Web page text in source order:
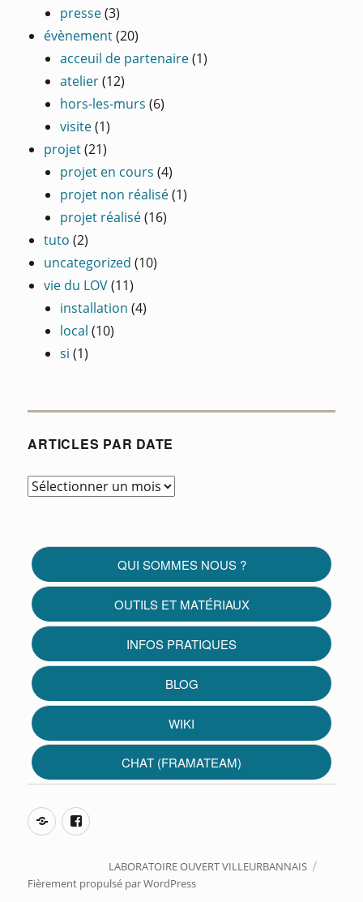
presse(3)
évènement(20)
acceuil de partenaire(1)
atelier(12)
hors-les-murs (6)
visite(1)
projet(21)
projet en cours (4)
projet non réalisé(1)
projet réalisé(16)
tuto (2)
uncategorized (10)
vie du LOV(11)
installation (4)
local (10)
si (1)
ARTICLES PAR DATE
Articles
QUI SOMMES NOUS ?
OUTILS ET MATÉRIAUX
INFOS PRATIQUES
BLOG
WIKI
CHAT (FRAMATEAM)
Framateam
Facebook
LABORATOIRE OUVERT VILLEURBANNAIS
Fièrement propulsé par WordPress